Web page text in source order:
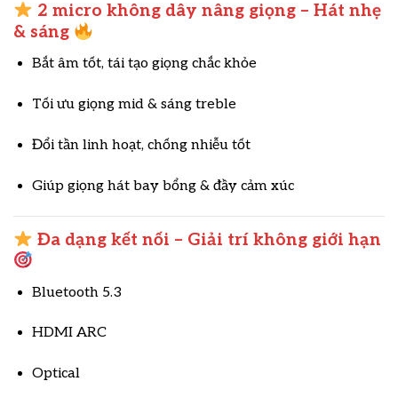
2 micro không dây nâng giọng – Hát nhẹ
& sáng
Bắt âm tốt, tái tạo giọng chắc khỏe
Tối ưu giọng mid & sáng treble
Đổi tần linh hoạt, chống nhiễu tốt
Giúp giọng hát bay bổng & đầy cảm xúc
Đa dạng kết nối – Giải trí không giới hạn
Bluetooth 5.3
HDMI ARC
Optical